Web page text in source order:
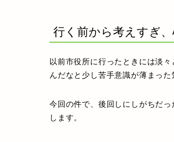
行く前から考えすぎ
以前市役所に行ったときには淡
んだなと少し苦手意識が薄まった
今回の件で、後回しにしがちだ
します。